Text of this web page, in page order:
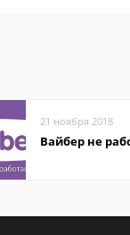
21 ноября 2018
Вайбер не